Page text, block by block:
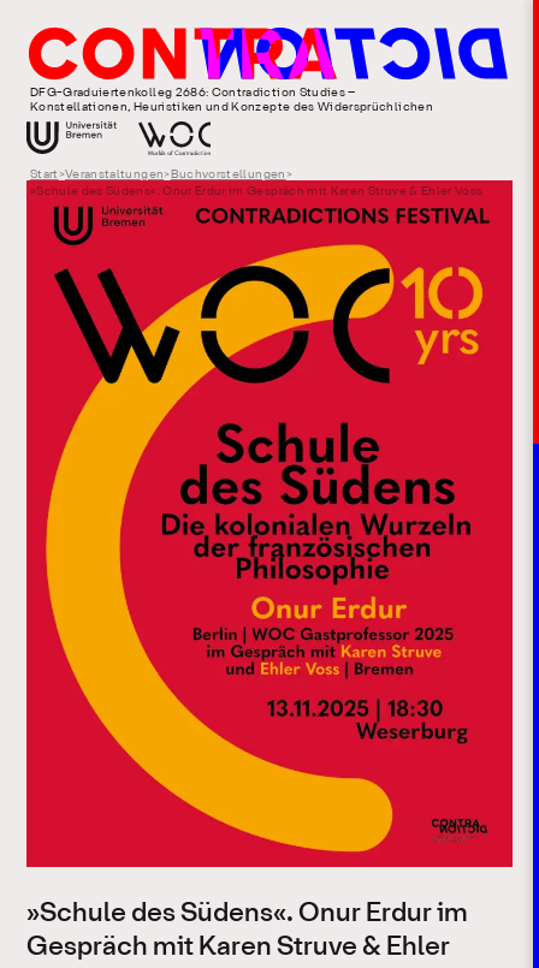
DFG-Graduiertenkolleg 2686: Contradiction Studies –
Konstellationen, Heuristiken und Konzepte des Widersprüchlichen
Start >Veranstaltungen> Buchvorstellungen >
»Schule des Südens«. Onur Erdur im Gespräch mit Karen Struve & Ehler Voss
»Schule des Südens«. Onur Erdur im
Gespräch mit Karen Struve & Ehler